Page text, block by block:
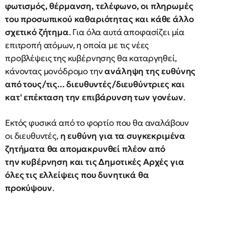
φωτισμός, θέρμανση, τελέφωνο, οι πληρωμές
του προσωπικού καθαριότητας και κάθε άλλο
σχετικό ζήτημα. Για όλα αυτά αποφασίζει μία
επιτροπή ατόμων, η οποία με τις νέες
προβλέψεις της κυβέρνησης θα καταργηθεί,
κάνοντας μονόδρομο τηνανάληψη της ευθύνης
από τους/τις... διευθυντές/διευθύντριες και
κατ' επέκταση την επιβάρυνση των γονέων.
Εκτός φυσικά από το φορτίο που θα αναλάβουν
οι διευθυντές, η ευθύνη για τα συγκεκριμένα
ζητήματα θα απομακρυνθεί πλέον από
την κυβέρνηση και τις Δημοτικές Αρχές για
όλες τις ελλείψεις που δυνητικά θα
προκύψουν.